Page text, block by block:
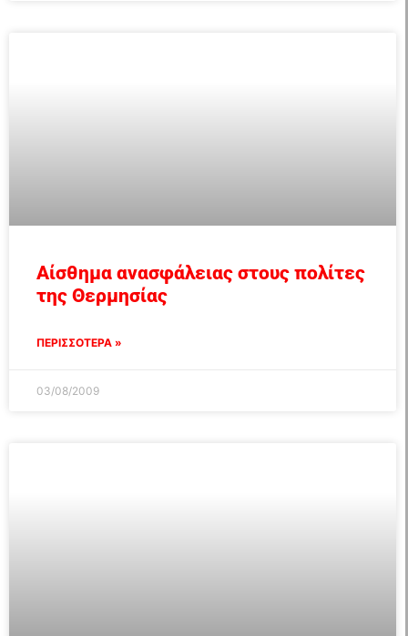
Αίσθημα ανασφάλειας στους πολίτες
της Θερμησίας
ΠΕΡΙΣΣΟΤΕΡΑ »
03/08/2009